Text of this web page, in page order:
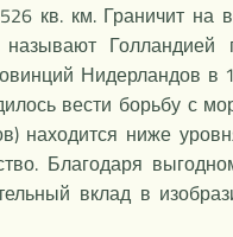
кв. км. Граничит на
Нидерландов в
вести борьбу с
находится ниже
Благодаря
вклад в